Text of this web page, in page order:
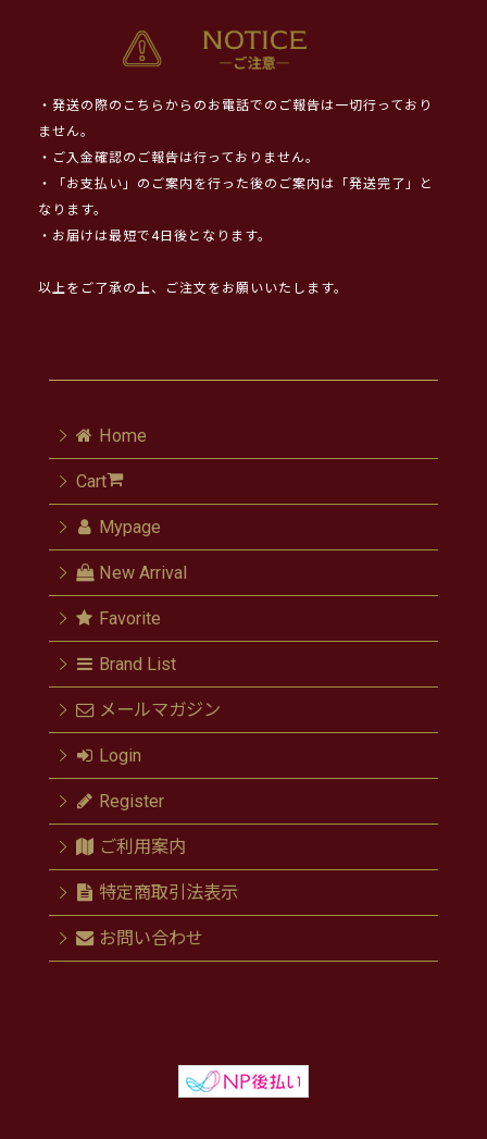
・発送の際のこちらからのお電話でのご報告は一切行っており
ません。
・ご入金確認のご報告は行っておりません。
・「お支払い」のご案内を行った後のご案内は「発送完了」と
なります。
・お届けは最短で4日後となります。
以上をご了承の上、ご注文をお願いいたします。
Home
Cart
Mypage
New Arrival
Favorite
Brand List
メールマガジン
Login
Register
ご利用案内
特定商取引法表示
お問い合わせ